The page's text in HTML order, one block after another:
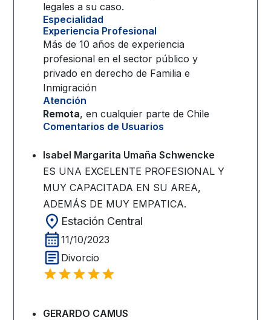
legales a su caso.
Especialidad
Experiencia Profesional
Más de 10 años de experiencia
profesional en el sector público y
privado en derecho de Familia e
Inmigración
Atención
Remota, en cualquier parte deChile
Comentarios de Usuarios
Isabel Margarita Umaña Schwencke
ES UNA EXCELENTE PROFESIONAL Y
MUY CAPACITADA EN SU AREA,
ADEMÁS DE MUY EMPATICA.
Estación Central
11/10/2023
Divorcio
GERARDO CAMUS